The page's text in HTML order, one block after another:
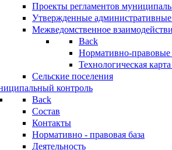
Проекты регламентов
Утвержденные
Межведомственное
Back
Нормативно-правовые
Технологическая
Сельские поселения
контроль
Back
Состав
Контакты
Нормативно - правовая база
Деятельность